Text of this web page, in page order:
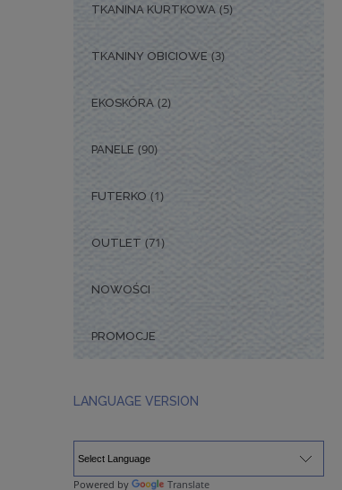
TKANINA KURTKOWA (5)
TKANINY OBICIOWE (3)
EKOSKÓRA (2)
PANELE (90)
FUTERKO (1)
OUTLET (71)
NOWOŚCI
PROMOCJE
LANGUAGE VERSION
Powered by Translate